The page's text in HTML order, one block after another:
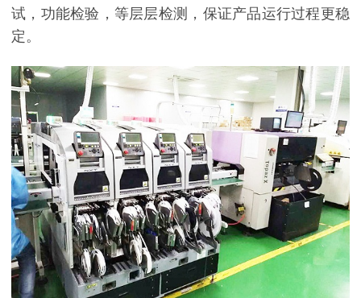
试，功能检验，等层层检测，保证产品运行过程更稳
定。